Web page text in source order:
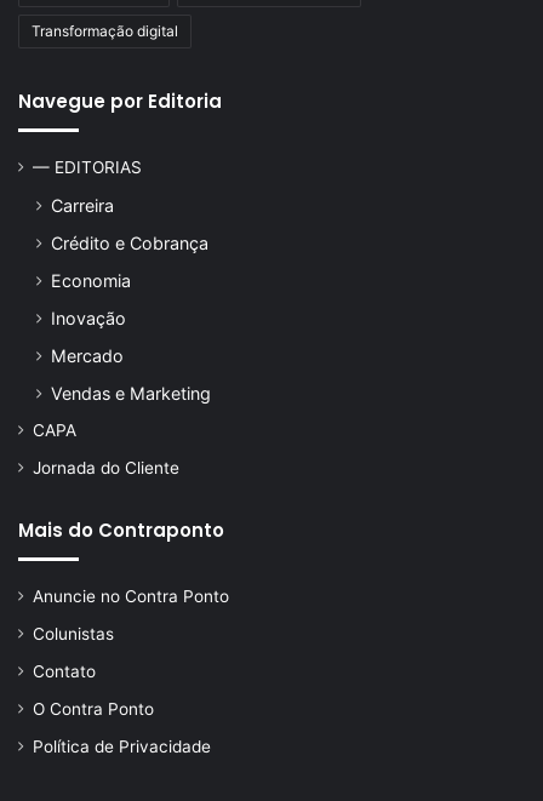
Transformação digital
Navegue por Editoria
— EDITORIAS
Carreira
Crédito e Cobrança
Economia
Inovação
Mercado
Vendas e Marketing
CAPA
Jornada do Cliente
Mais do Contraponto
Anuncie no Contra Ponto
Colunistas
Contato
O Contra Ponto
Política de Privacidade